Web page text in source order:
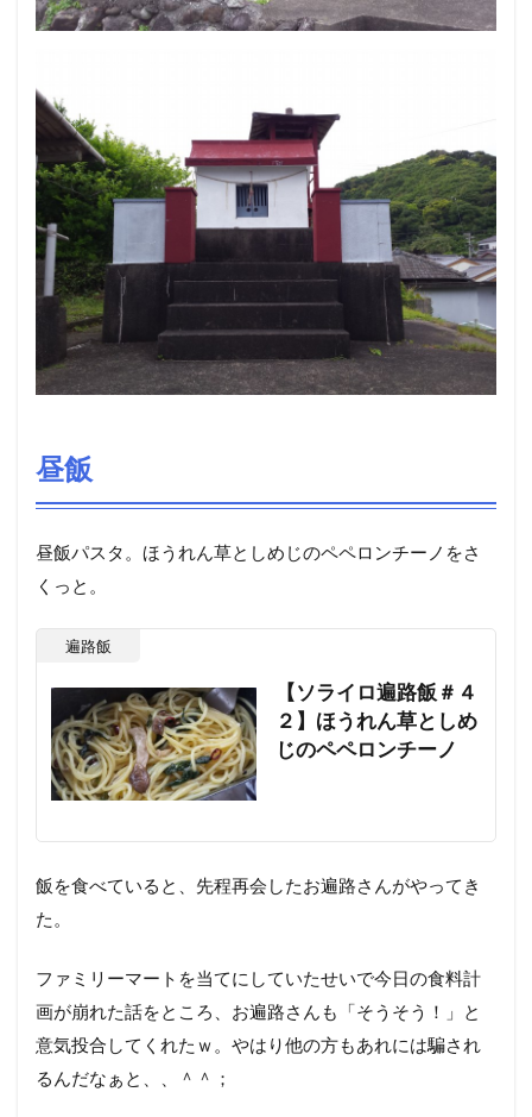
昼飯
昼飯パスタ。ほうれん草としめじのペペロンチーノをさ
くっと。
遍路飯
【ソライロ遍路飯＃４
２】ほうれん草としめ
じのペペロンチーノ
飯を食べていると、先程再会したお遍路さんがやってき
た。
ファミリーマートを当てにしていたせいで今日の食料計
画が崩れた話をところ、お遍路さんも「そうそう！」と
意気投合してくれたｗ。やはり他の方もあれには騙され
るんだなぁと、、＾＾；